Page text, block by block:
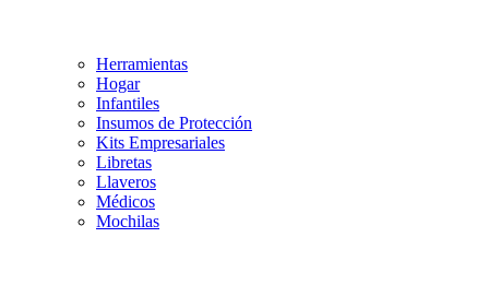
Herramientas
Hogar
Infantiles
Insumos de Protección
Kits Empresariales
Libretas
Llaveros
Médicos
Mochilas